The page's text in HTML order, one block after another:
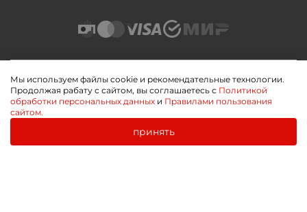
2026 © Профиль Центр
Политика конфиденциальности
Разработано
0
Мы используем файлы cookie и рекомендательные технологии.
Продолжая рабату с сайтом, вы соглашаетесь с Политикой
обработки персональных данных и Правилами пользования
сайтом.
принять